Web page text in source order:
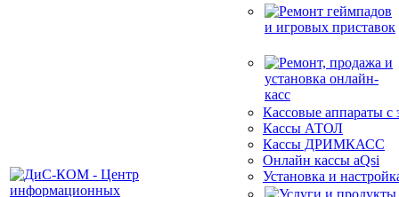
Кассовые аппараты с
Кассы АТОЛ
Кассы ДРИМКАСС
Онлайн кассы aQsi
Установка и